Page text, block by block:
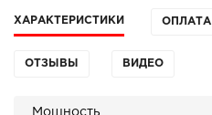
ХАРАКТЕРИСТИКИ ОПЛАТА
ОТЗЫВЫ ВИДЕО
Мощность